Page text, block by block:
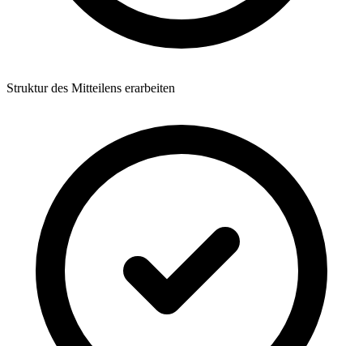
Struktur des Mitteilens erarbeiten